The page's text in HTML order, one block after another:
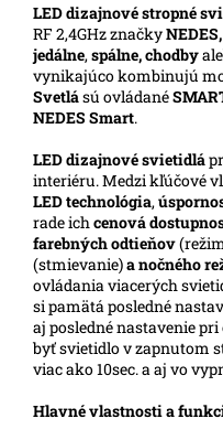
LED dizajnové stropné
RF 2,4GHz značkyNEDES,
jedálne,spálne, chodby
vynikajúco kombinujú
Svetlású ovládané
NEDES Smart.
LEDdizajnové svietidlá
interiéru. Medzi kľúčové
LED technológia,
rade ichcenová
farebných odtieňov
(stmievanie)a nočného
ovládania viacerých
si pamätá posledné
aj posledné nastavenie
byť svietidlo v zapnutom
viac ako 10sec. a aj vo
Hlavné vlastnosti a